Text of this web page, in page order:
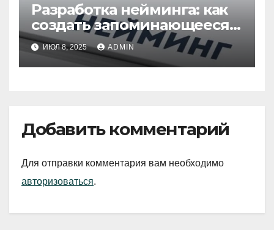
Разработка нейминга: как
создать запоминающееся
имя для бренда
ИЮЛ 8, 2025 ADMIN
Добавить комментарий
Для отправки комментария вам необходимо
авторизоваться.